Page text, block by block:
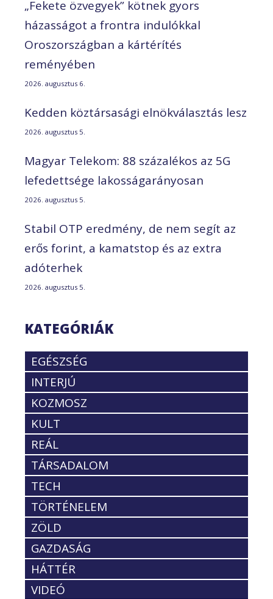
„Fekete özvegyek” kötnek gyors
házasságot a frontra indulókkal
Oroszországban a kártérítés
reményében
2026. augusztus 6.
Kedden köztársasági elnökválasztás lesz
2026. augusztus 5.
Magyar Telekom: 88 százalékos az 5G
lefedettsége lakosságarányosan
2026. augusztus 5.
Stabil OTP eredmény, de nem segít az
erős forint, a kamatstop és az extra
adóterhek
2026. augusztus 5.
KATEGÓRIÁK
EGÉSZSÉG
INTERJÚ
KOZMOSZ
KULT
REÁL
TÁRSADALOM
TECH
TÖRTÉNELEM
ZÖLD
GAZDASÁG
HÁTTÉR
VIDEÓ